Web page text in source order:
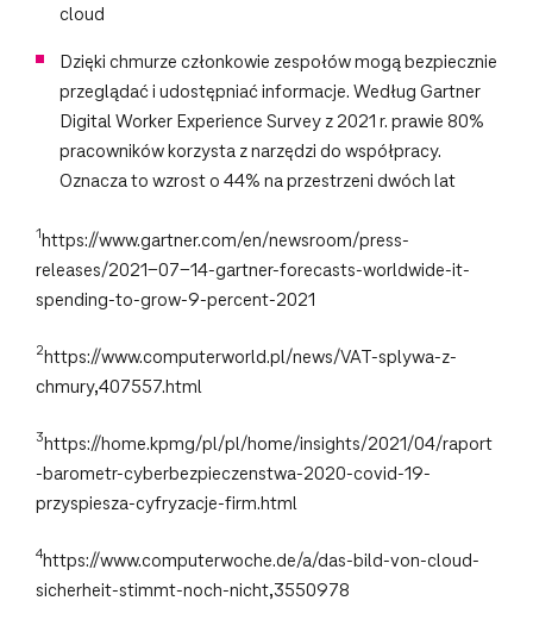
cloud
Dzięki chmurze członkowie zespołów mogą bezpiecznie
przeglądać i udostępniać informacje. Według Gartner
Digital Worker Experience Survey z 2021 r. prawie 80%
pracowników korzysta z narzędzi do współpracy.
Oznacza to wzrost o 44% na przestrzeni dwóch lat
1 https://www.gartner.com/en/newsroom/press-
releases/2021-07-14-gartner-forecasts-worldwide-it-
spending-to-grow-9-percent-2021
2 https://www.computerworld.pl/news/VAT-splywa-z-
chmury,407557.html
3 https://home.kpmg/pl/pl/home/insights/2021/04/raport
-barometr-cyberbezpieczenstwa-2020-covid-19-
przyspiesza-cyfryzacje-firm.html
4https://www.computerwoche.de/a/das-bild-von-cloud-
sicherheit-stimmt-noch-nicht,3550978